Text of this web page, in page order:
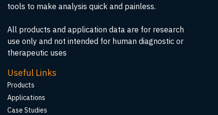
tools to make analysis quick and painless.
All products and application data are for research
use only and not intended for human diagnostic or
therapeutic uses
Useful Links
Products
Applications
Case Studies